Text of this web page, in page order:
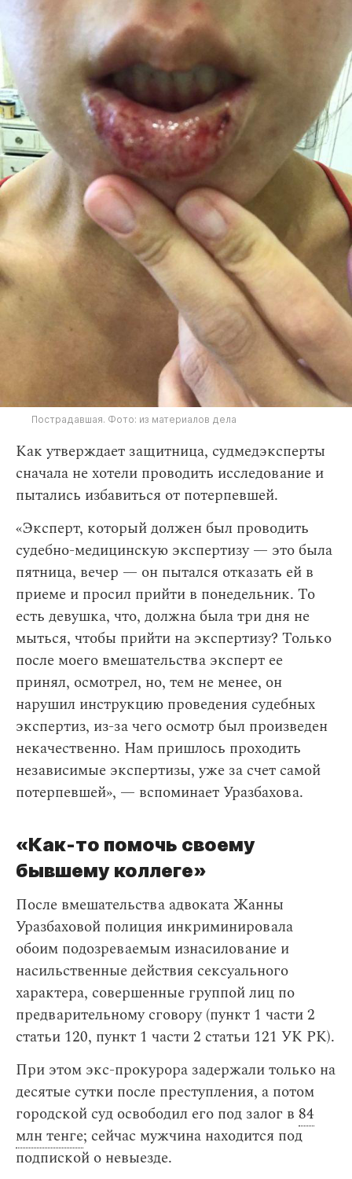
Пострадавшая. Фото: из материалов дела
Как утверждает защитница, судмедэксперты
сначала не хотели проводить исследование и
пытались избавиться от потерпевшей.
«Эксперт, который должен был проводить
судебно-медицинскую экспертизу — это была
пятница, вечер — он пытался отказать ей в
приеме и просил прийти в понедельник. То
есть девушка, что, должна была три дня не
мыться, чтобы прийти на экспертизу? Только
после моего вмешательства эксперт ее
принял, осмотрел, но, тем не менее, он
нарушил инструкцию проведения судебных
экспертиз, из-за чего осмотр был произведен
некачественно. Нам пришлось проходить
независимые экспертизы, уже за счет самой
потерпевшей», — вспоминает Уразбахова.
«Как-то помочь своему
бывшему коллеге»
После вмешательства адвоката Жанны
Уразбаховой полиция инкриминировала
обоим подозреваемым изнасилование и
насильственные действия сексуального
характера, совершенные группой лиц по
предварительному сговору (пункт 1 части 2
статьи 120, пункт 1 части 2 статьи 121 УК РК).
При этом экс-прокурора задержали только на
десятые сутки после преступления, а потом
городской суд освободил его под залог в 84
млн тенге; сейчас мужчина находится под
подпиской о невыезде.